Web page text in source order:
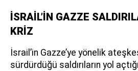
İSRAİL’İN GAZZE
KRİZ
İsrail’in Gazze’ye yönelik
sürdürdüğü saldırıların yol